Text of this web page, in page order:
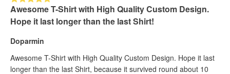
Awesome T-Shirt with High Quality Custom Design.
Hope it last longer than the last Shirt!
Doparmin
Awesome T-Shirt with High Quality Custom Design. Hope it last
longer than the last Shirt, because it survived round about 10